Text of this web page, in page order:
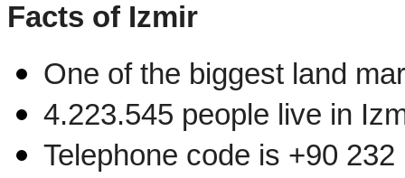
Facts of Izmir
One of the biggest land
4.223.545 people live in
Telephone code is +90 232